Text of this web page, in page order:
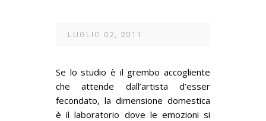
LUGLIO 02, 2011
Se lo studio è il grembo accogliente
che attende dall’artista d’esser
fecondato, la dimensione domestica
è il laboratorio dove le emozioni si